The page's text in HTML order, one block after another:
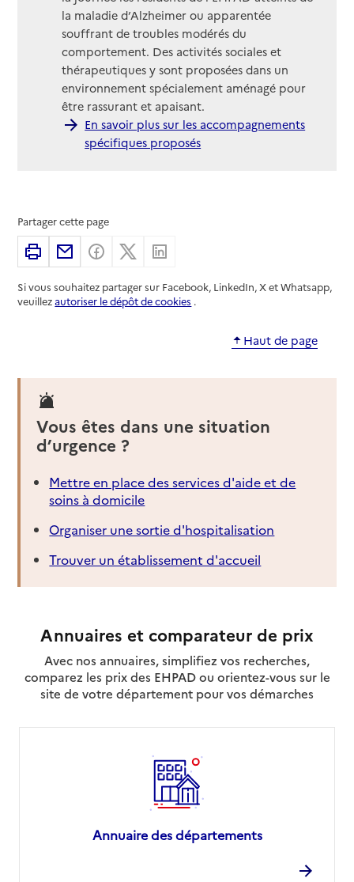
la maladie d’Alzheimer ou apparentée
souffrant de troubles modérés du
comportement. Des activités sociales et
thérapeutiques y sont proposées dans un
environnement spécialement aménagé pour
être rassurant et apaisant.
En savoir plus sur les accompagnements
spécifiques proposés
Partager cette page
ImprimerPartager par email
Partager sur Facebook
Partager sur X
Si vous souhaitez partager sur Facebook, LinkedIn, X et Whatsapp,
veuillezautoriser le dépôt de cookies .
Haut de page
Vous êtes dans une situation
d’urgence ?
Mettre en place des services d'aide et de
soins à domicile
Organiser une sortie d'hospitalisation
Trouver un établissement d'accueil
Annuaires et comparateur de prix
Avec nos annuaires, simplifiez vos recherches,
comparez les prix des EHPAD ou orientez-vous sur le
site de votre département pour vos démarches
Annuaire des départements